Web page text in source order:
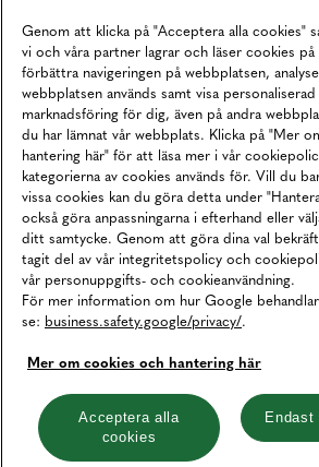
Köpvillkor
Karriär
Vårt Ansvar
Våra Tjänster
Press
Studentrabatt
B2B
Tillgänglighetsredogörelse
Betalningar online sköts i
Cookies Integritetspolicy
Hantera cookies
Genom att klicka på "Acceptera alla cookies"
vi och våra partner lagrar och läser cookies
förbättra navigeringen på webbplatsen,
webbplatsen används samt visa
marknadsföring för dig, även på andra
du har lämnat vår webbplats. Klicka på "Mer
hantering här" för att läsa mer i vår
kategorierna av cookies används för. Vill du
vissa cookies kan du göra detta under
också göra anpassningarna i efterhand eller
ditt samtycke. Genom att göra dina val
tagit del av vår integritetspolicy och
vår personuppgifts- och cookieanvändning.
För mer information om hur Google
se: business.safety.google/privacy/.
Mer om cookies och hantering här
Acceptera alla
cookies
Endast